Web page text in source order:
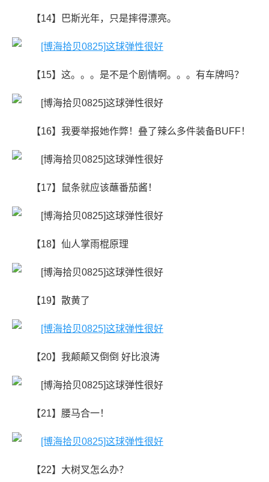
【14】巴斯光年，只是摔得漂亮。
【15】这。。。是不是个剧情啊。。。有车牌吗？
【16】我要举报她作弊！叠了辣么多件装备BUFF！
【17】鼠条就应该蘸番茄酱！
【18】仙人掌雨棍原理
【19】散黄了
【20】我颠颠又倒倒 好比浪涛
【21】腰马合一！
【22】大树叉怎么办？